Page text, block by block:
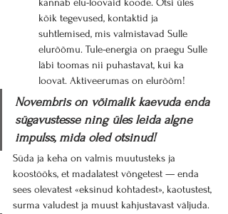
kõik tegevused, kontaktid ja
suhtlemised, mis valmistavad Sulle
elurõõmu. Tule-energia on praegu Sulle
läbi toomas nii puhastavat, kui ka
loovat. Aktiveerumas on elurõõm!
Novembris on võimalik kaevuda enda
sügavustesse ning üles leida algne
impulss, mida oled otsinud!
Süda ja keha on valmis muutusteks ja
koostööks, et madalatest võngetest — enda
sees olevatest «eksinud kohtadest», kaotustest,
surma valudest ja muust kahjustavast väljuda.